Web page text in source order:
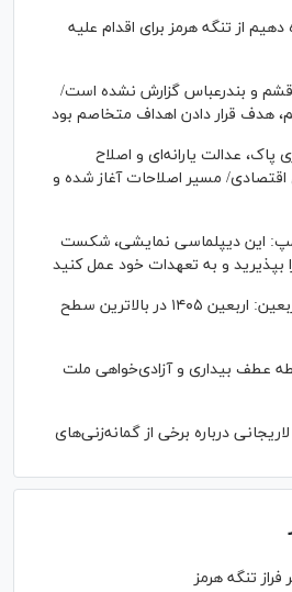
دهیم از تنگه هرمز برای اقدام علیه
و بندرعباس گزارش نشده است/
هدف قرار دادن اهداف متخاصم بود
پاک، عدالت یارانه‌ای و اصلاح
مسیر اصلاحات آغاز شده و
این دیپلماسی نمایشی، شکست
بپذیرید و به تعهدات خود عمل کنید
رییس ستاد مرکزی اربعین: اربعین ۱۴۰۵ در بالاترین سطح
عطف بیداری و آزادی‌خواهی ملت
درباره برخی از گمانه‌زنی‌های